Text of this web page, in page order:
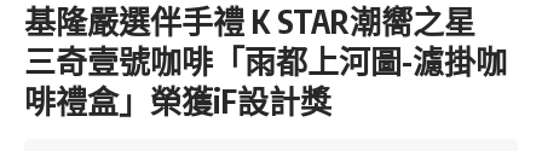
基隆嚴選伴手禮 K STAR潮嚮之星
三奇壹號咖啡「雨都上河圖-濾掛咖
啡禮盒」榮獲iF設計獎